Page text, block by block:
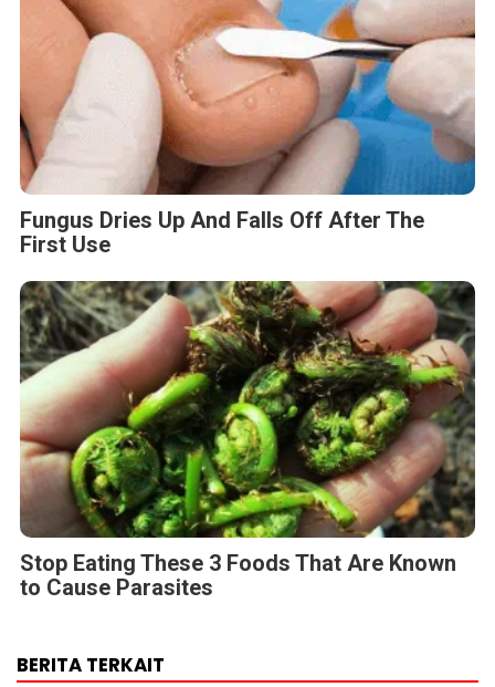
Fungus Dries Up And Falls Off After The
First Use
Stop Eating These 3 Foods That Are Known
to Cause Parasites
BERITA TERKAIT